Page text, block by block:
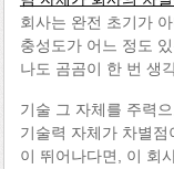
회사는 완전 초기가
충성도가 어느 정도
나도 곰곰이 한 번 생
기술 그 자체를 주력
기술력 자체가 차별
이 뛰어나다면, 이 회